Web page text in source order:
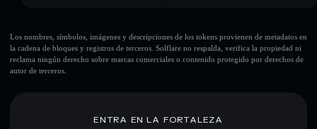
Los nombres, símbolos, imágenes y descripciones de los tokens provienen de metadatos en
la cadena de bloques y registros de terceros. Solflare no respalda, verifica la propiedad ni
reclama ningún derecho sobre marcas comerciales o contenido protegido por derechos de
autor de terceros.
ENTRA EN LA FORTALEZA